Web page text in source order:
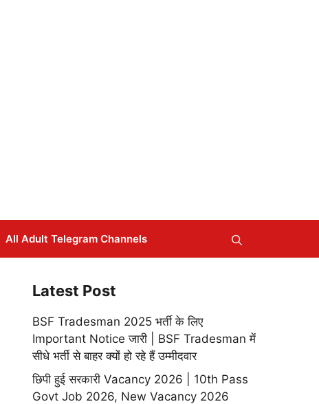
All Adult Telegram Channels
Latest Post
BSF Tradesman 2025 भर्ती के लिए
Important Notice जारी | BSF Tradesman में
सीधे भर्ती से बाहर क्यों हो रहे हैं उम्मीदवार
छिपी हुई सरकारी Vacancy 2026 | 10th Pass
Govt Job 2026, New Vacancy 2026